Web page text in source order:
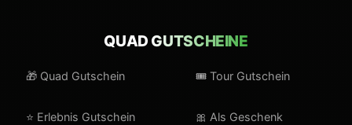
QUAD GUTSCHEINE
🎁 Quad Gutschein 🎟️ Tour Gutschein
⭐ Erlebnis Gutschein 🎀 Als Geschenk